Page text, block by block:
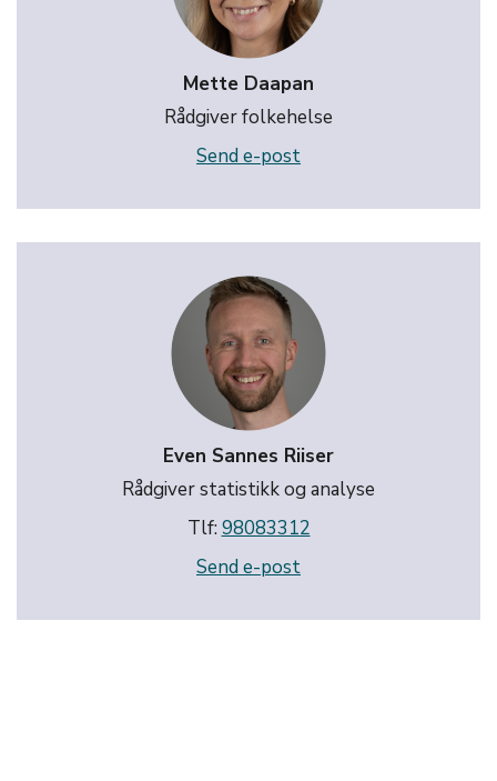
Mette Daapan
Rådgiver folkehelse
Send e-post
Even Sannes Riiser
Rådgiver statistikk og analyse
Tlf: 98083312
Send e-post